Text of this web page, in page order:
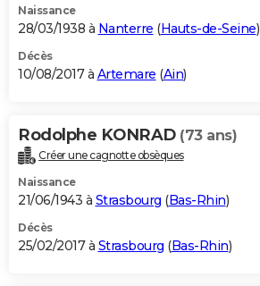
Naissance
28/03/1938 à Nanterre (Hauts-de-Seine)
Décès
10/08/2017 à Artemare (Ain)
Rodolphe KONRAD (73 ans)
Créer une cagnotte obsèques
Naissance
21/06/1943 à Strasbourg (Bas-Rhin)
Décès
25/02/2017 à Strasbourg (Bas-Rhin)